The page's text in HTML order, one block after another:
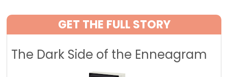
GET THE FULL STORY
The Dark Side of the Enneagram